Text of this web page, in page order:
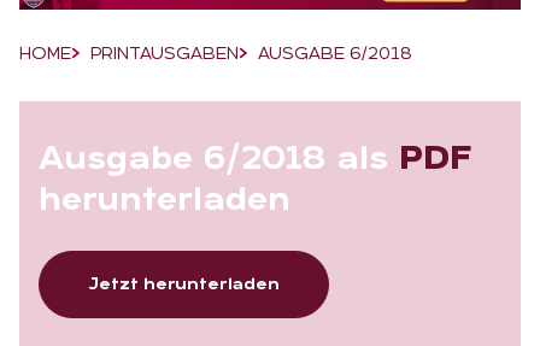
Breadcrumb-Navigation
HOME PRINTAUSGABEN AUSGABE 6/2018
Aus­ga­be 6/2018 als PDF
her­un­ter­la­den
Jetzt herunterladen